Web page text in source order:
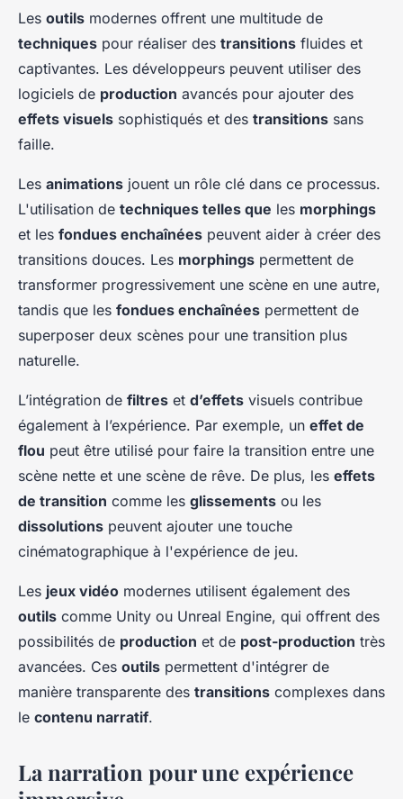
Les outils modernes offrent une multitude de
techniques pour réaliser des transitions fluides et
captivantes. Les développeurs peuvent utiliser des
logiciels de production avancés pour ajouter des
effets visuels sophistiqués et des transitions sans
faille.
Les animations jouent un rôle clé dans ce processus.
L'utilisation de techniques telles que les morphings
et les fondues enchaînées peuvent aider à créer des
transitions douces. Les morphings permettent de
transformer progressivement une scène en une autre,
tandis que les fondues enchaînées permettent de
superposer deux scènes pour une transition plus
naturelle.
L’intégration de filtres et d’effets visuels contribue
également à l’expérience. Par exemple, un effet de
flou peut être utilisé pour faire la transition entre une
scène nette et une scène de rêve. De plus, les effets
de transition comme les glissements ou les
dissolutions peuvent ajouter une touche
cinématographique à l'expérience de jeu.
Les jeux vidéo modernes utilisent également des
outils comme Unity ou Unreal Engine, qui offrent des
possibilités de production et de post-production très
avancées. Ces outils permettent d'intégrer de
manière transparente des transitions complexes dans
le contenu narratif.
La narration pour une expérience